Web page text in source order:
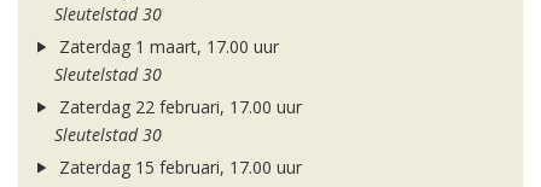
Sleutelstad 30
Zaterdag 1 maart, 17.00 uur
Sleutelstad 30
Zaterdag 22 februari, 17.00 uur
Sleutelstad 30
Zaterdag 15 februari, 17.00 uur